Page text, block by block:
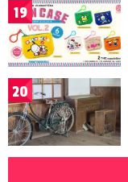
19
20